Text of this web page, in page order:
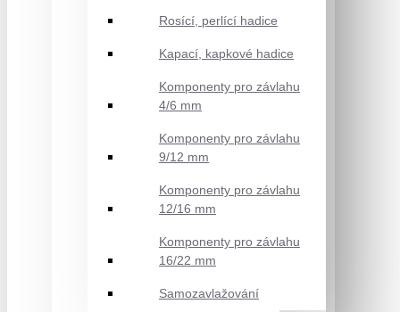
Rosící, perlící hadice
Kapací, kapkové hadice
Komponenty pro závlahu
4/6 mm
Komponenty pro závlahu
9/12 mm
Komponenty pro závlahu
12/16 mm
Komponenty pro závlahu
16/22 mm
Samozavlažování